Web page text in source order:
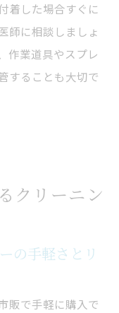
着した場合すぐに
師に相談しましょ
作業道具やスプレ
することも大切で
クリーニン
の手軽さとリ
販で手軽に購入で